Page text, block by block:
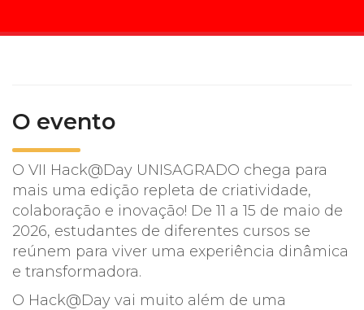
Biblioteca
Calendário acadêmico
Internacionalização
UATI
O evento
O VII Hack@Day UNISAGRADO chega para
mais uma edição repleta de criatividade,
colaboração e inovação! De 11 a 15 de maio de
2026, estudantes de diferentes cursos se
reúnem para viver uma experiência dinâmica
e transformadora.
O Hack@Day vai muito além de uma